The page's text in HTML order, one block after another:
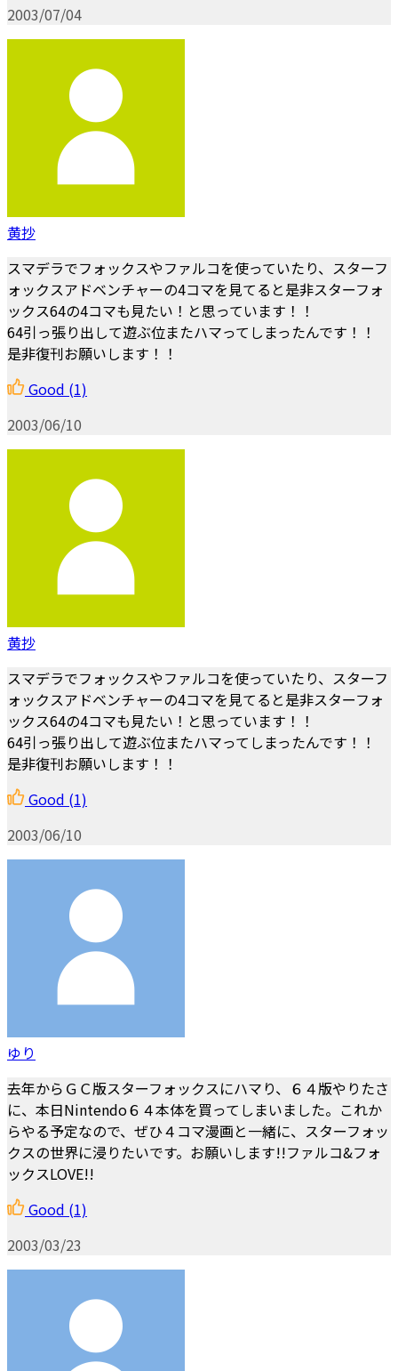
2003/07/04
黄抄
スマデラでフォックスやファルコを使っていたり、スターフ
ォックスアドベンチャーの4コマを見てると是非スターフォ
ックス64の4コマも見たい！と思っています！！
64引っ張り出して遊ぶ位またハマってしまったんです！！
是非復刊お願いします！！
Good (1)
2003/06/10
黄抄
スマデラでフォックスやファルコを使っていたり、スターフ
ォックスアドベンチャーの4コマを見てると是非スターフォ
ックス64の4コマも見たい！と思っています！！
64引っ張り出して遊ぶ位またハマってしまったんです！！
是非復刊お願いします！！
Good (1)
2003/06/10
ゆり
去年からＧＣ版スターフォックスにハマり、６４版やりたさ
に、本日Nintendo６４本体を買ってしまいました。これか
らやる予定なので、ぜひ４コマ漫画と一緒に、スターフォッ
クスの世界に浸りたいです。お願いします!!ファルコ&フォ
ックスLOVE!!
Good (1)
2003/03/23